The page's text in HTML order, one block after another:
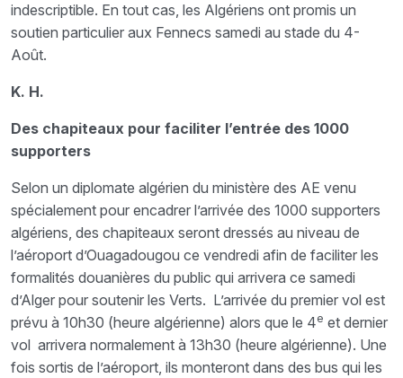
indescriptible. En tout cas, les Algériens ont promis un
soutien particulier aux Fennecs samedi au stade du 4-
Août.
K. H.
Des chapiteaux pour faciliter l’entrée des 1000
supporters
Selon un diplomate algérien du ministère des AE venu
spécialement pour encadrer l’arrivée des 1000 supporters
algériens, des chapiteaux seront dressés au niveau de
l’aéroport d’Ouagadougou ce vendredi afin de faciliter les
formalités douanières du public qui arrivera ce samedi
d’Alger pour soutenir les Verts. L’arrivée du premier vol est
prévu à 10h30 (heure algérienne) alors que le 4e et dernier
vol arrivera normalement à 13h30 (heure algérienne). Une
fois sortis de l’aéroport, ils monteront dans des bus qui les